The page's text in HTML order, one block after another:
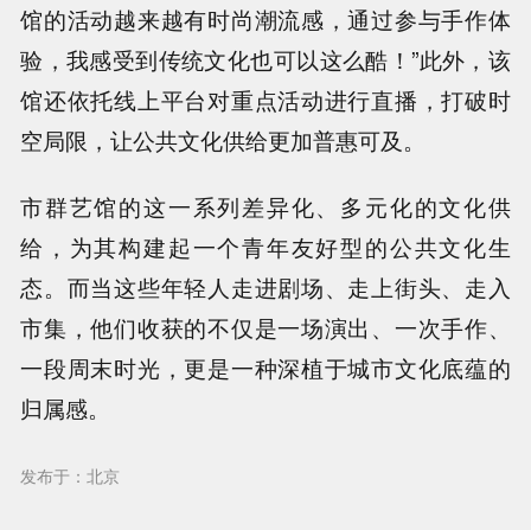
馆的活动越来越有时尚潮流感，通过参与手作体
验，我感受到传统文化也可以这么酷！”此外，该
馆还依托线上平台对重点活动进行直播，打破时
空局限，让公共文化供给更加普惠可及。
市群艺馆的这一系列差异化、多元化的文化供
给，为其构建起一个青年友好型的公共文化生
态。而当这些年轻人走进剧场、走上街头、走入
市集，他们收获的不仅是一场演出、一次手作、
一段周末时光，更是一种深植于城市文化底蕴的
归属感。
发布于：北京